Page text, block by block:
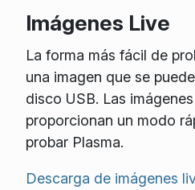
Imágenes Live
La forma más fácil de
una imagen que se
disco USB. Las
proporcionan un modo
probar Plasma.
Descarga de imágenes